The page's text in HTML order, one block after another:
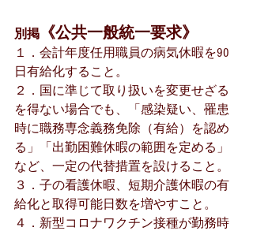
別掲 《公共一般統一要求》
１．会計年度任用職員の病気休暇を90
日有給化すること。
２．国に準じて取り扱いを変更せざる
を得ない場合でも、「感染疑い、罹患
時に職務専念義務免除（有給）を認め
る」「出勤困難休暇の範囲を定める」
など、一定の代替措置を設けること。
３．子の看護休暇、短期介護休暇の有
給化と取得可能日数を増やすこと。
４．新型コロナワクチン接種が勤務時